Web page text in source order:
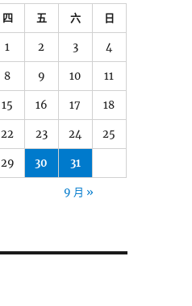
四 五 六 日
1 2 3 4
8 9 10 11
15 16 17 18
22 23 24 25
29 30 31
9 月 »